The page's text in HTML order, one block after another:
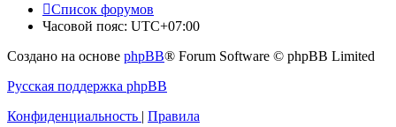
Список форумов
Часовой пояс: UTC+07:00
Создано на основе phpBB® Forum Software © phpBB Limited
Русская поддержка phpBB
Конфиденциальность | Правила